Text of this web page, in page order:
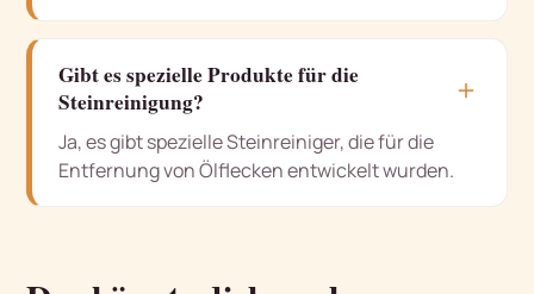
Gibt es spezielle Produkte für die
Steinreinigung?
＋
Ja, es gibt spezielle Steinreiniger, die für die
Entfernung von Ölflecken entwickelt wurden.